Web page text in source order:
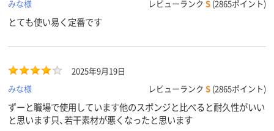
みな様
レビューランク S (2865ポイント)
とても使い易く定番です
2025年9月19日
みな様
レビューランク S (2865ポイント)
ずーと職場で使用しています他のスポンジと比べると耐久性がいい
と思います只、若干素材が悪くなったと思います